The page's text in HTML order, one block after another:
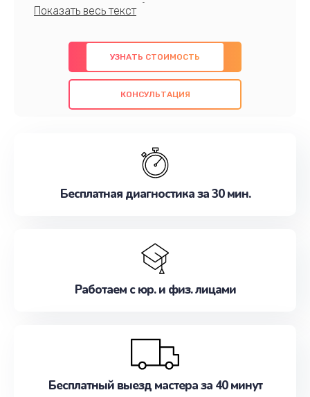
профессионалов с обширными знаниями и
предлагаем быстрый и качественный ремонт с
использованием оригинальных компонентов, а
также гарантируем качество всех
проведенных работ. Наша цель - предоставить
наилучшим образом. Не медлите записаться на
УЗНАТЬ СТОИМОСТЬ
КОНСУЛЬТАЦИЯ
Бесплатная диагностика за 30 мин.
Работаем с юр. и физ. лицами
Бесплатный выезд мастера за 40 минут